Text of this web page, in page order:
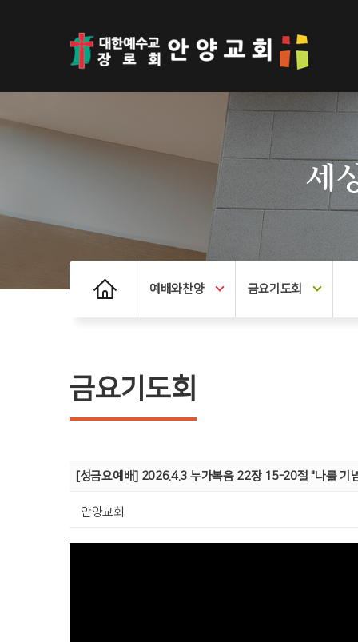
세
예배와찬양 금요기도회
금요기도회
[성금요예배] 2026.4.3 누가복음 22장 15-20절 "나를 기
안양교회